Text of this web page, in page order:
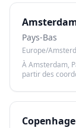
Pays-Bas
Europe/
À Amsterdam,
partir des
le lever et le